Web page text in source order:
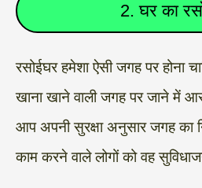
2. घर का
रसोईघर हमेशा ऐसी जगह पर होना
खाना खाने वाली जगह पर जाने में
आप अपनी सुरक्षा अनुसार जगह का
काम करने वाले लोगों को वह